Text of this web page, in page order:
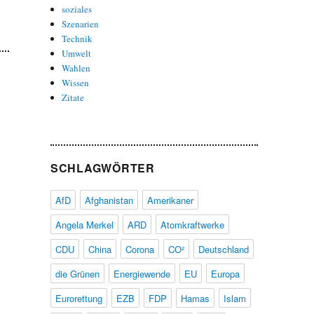
soziales
Szenarien
Technik
Umwelt
Wahlen
Wissen
Zitate
SCHLAGWÖRTER
AfD Afghanistan
Amerikaner
Angela Merkel
ARD
Atomkraftwerke
CDU
China Corona CO²
Deutschland
die Grünen
Energiewende EU
Europa
Eurorettung
EZB FDP Hamas Islam